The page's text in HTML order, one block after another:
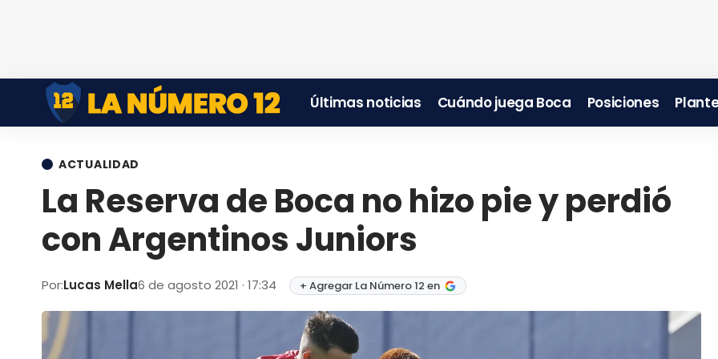
Últimas noticias Cuándo juega Boca Posiciones
ACTUALIDAD
La Reserva de Boca no hizo pie y perdió
con Argentinos Juniors
Por:Lucas Mella6 de agosto 2021 · 17:34 + Agregar La Número 12 en